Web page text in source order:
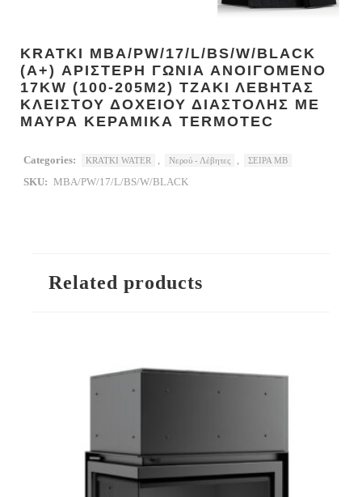
KRATKI MBA/PW/17/L/BS/W/BLACK
(A+) ΑΡΙΣΤΕΡΗ ΓΩΝΙΑ ΑΝΟΙΓΟΜΕΝΟ
17KW (100-205M2) ΤΖΑΚΙ ΛΕΒΗΤΑΣ
ΚΛΕΙΣΤΟΥ ΔΟΧΕΙΟΥ ΔΙΑΣΤΟΛΗΣ ΜΕ
ΜΑΥΡΑ ΚΕΡΑΜΙΚΑ TERMOTEC
Categories: KRATKI WATER Νερού - Λέβητες ΣΕΙΡΑ MB
SKU: MBA/PW/17/L/BS/W/BLACK
Related products